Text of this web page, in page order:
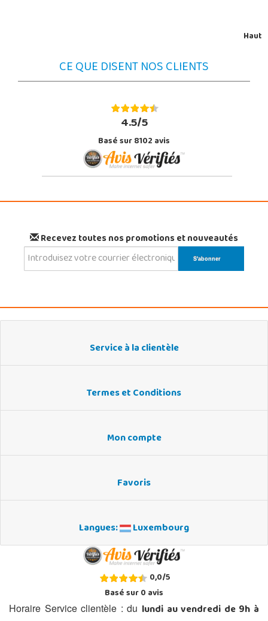
Haut
CE QUE DISENT NOS CLIENTS
4.5/5
Basé sur 8102 avis
Recevez toutes nos promotions et nouveautés
Service à la clientèle
Termes et Conditions
Mon compte
Favoris
Langues: Luxembourg
0,0/5
Basé sur0avis
Horaire Service clientèle : du lundi au vendredi de 9h à